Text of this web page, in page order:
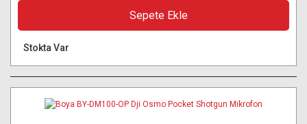
Sepete Ekle
Stokta Var